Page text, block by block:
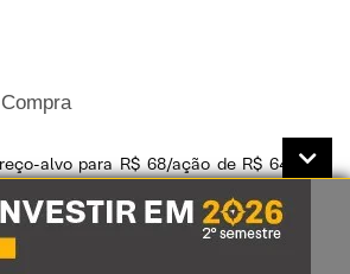
alvo para R$ 68/ação de R$ 64/ação
migração do nosso preço-alvo para o final
esperamos uma melhoria de margens e
Brasil. No entanto, também